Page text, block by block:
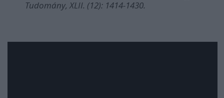
Tudomány, XLII. (12): 1414-1430.